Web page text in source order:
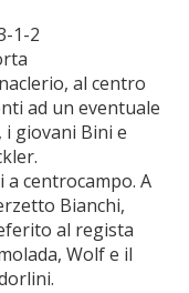
1-2
al centro
ad un eventuale
giovani Bini e
centrocampo. A
Bianchi,
al regista
Wolf e il